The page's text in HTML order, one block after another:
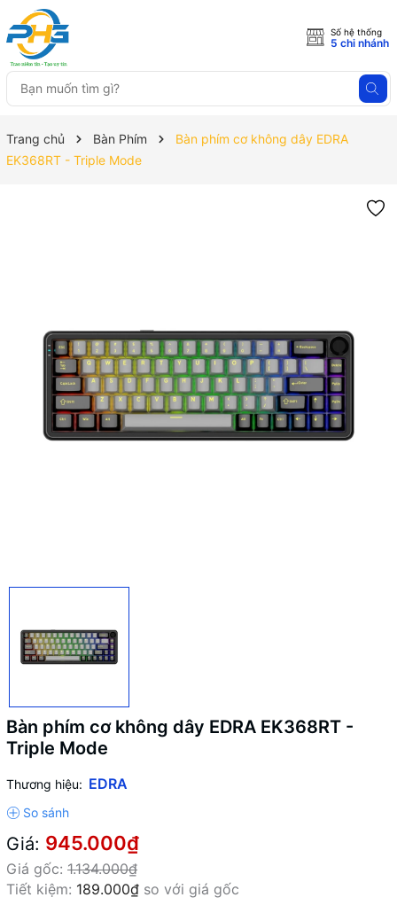
Số hệ thống
5 chi nhánh
Trang chủ Bàn Phím
Bàn phím cơ không dây EDRA
EK368RT - Triple Mode
Bàn phím cơ không dây EDRA EK368RT -
Triple Mode
Thương hiệu: EDRA
Giá: 945.000₫
Giá gốc: 1.134.000₫
Tiết kiệm: 189.000₫ so với giá gốc